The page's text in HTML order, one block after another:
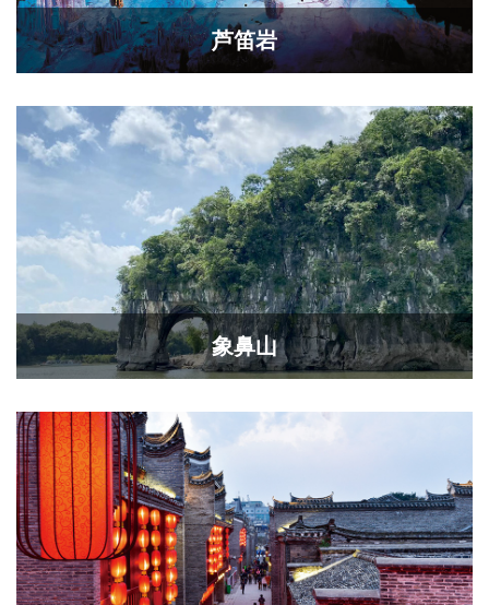
芦笛岩
象鼻山